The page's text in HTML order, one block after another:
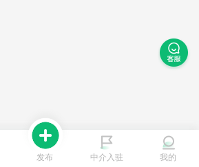
发布 中介入驻 我的